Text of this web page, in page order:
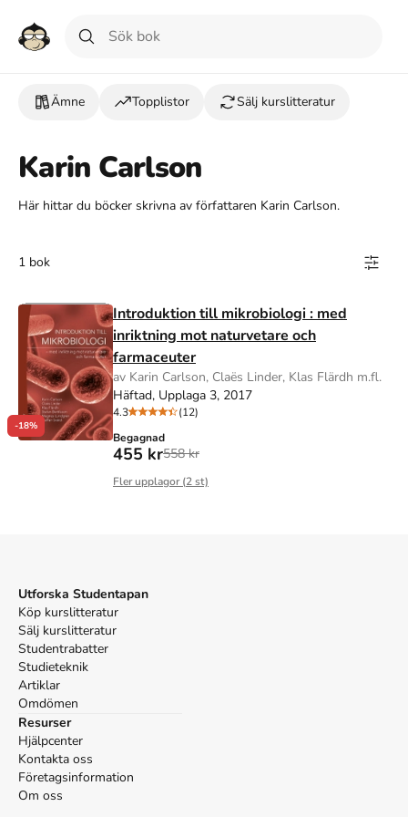
Ämne Topplistor Sälj kurslitteratur
Karin Carlson
Här hittar du böcker skrivna av författaren Karin Carlson.
1 bok
-18%
Introduktion till mikrobiologi : med
inriktning mot naturvetare och
farmaceuter
av Karin Carlson, Claës Linder, Klas Flärdh m.fl.
Häftad, Upplaga 3, 2017
4.3
(12)
Begagnad
455 kr558 kr
Fler upplagor (2st)
Utforska Studentapan
Köp kurslitteratur
Sälj kurslitteratur
Studentrabatter
Studieteknik
Artiklar
Omdömen
Resurser
Hjälpcenter
Kontakta oss
Företagsinformation
Om oss